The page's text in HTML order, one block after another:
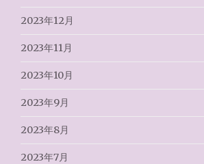
2023年12月
2023年11月
2023年10月
2023年9月
2023年8月
2023年7月